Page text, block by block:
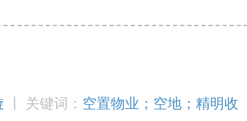
关键词： 空置物业；空地；精明收